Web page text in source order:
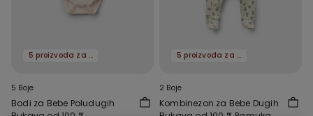
5 proizvoda za -70%
5 Boje
Bodi za Bebe Poludugih
5 proizvoda za -70%
2 Boje
Kombinezon za Bebe Dugih